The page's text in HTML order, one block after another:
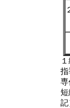
指
専
短
記